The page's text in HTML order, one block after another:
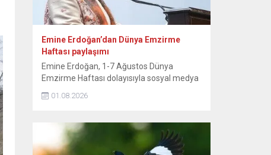
Emine Erdoğan’dan Dünya Emzirme
Haftası paylaşımı
Emine Erdoğan, 1-7 Ağustos Dünya
Emzirme Haftası dolayısıyla sosyal medya
hesabından paylaşımda bulundu. Emine
Erdoğan, NSosyal hesabından yaptığı
günlerinden itibaren bebeğin sağlıklı
büyümesini ve gelişimini destekleyen,
anne ile bebek arasındaki bağı
01.08.2026